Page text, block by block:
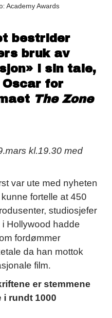
Academy Awards
bestrider
bruk av
i sin tale,
for
The Zone
kl.19.30 med
var ute med nyheten
fortelle at 450
studiosjefer
Hollywood hadde
fordømmer
da han mottok
film.
er stemmene
i rundt 1000